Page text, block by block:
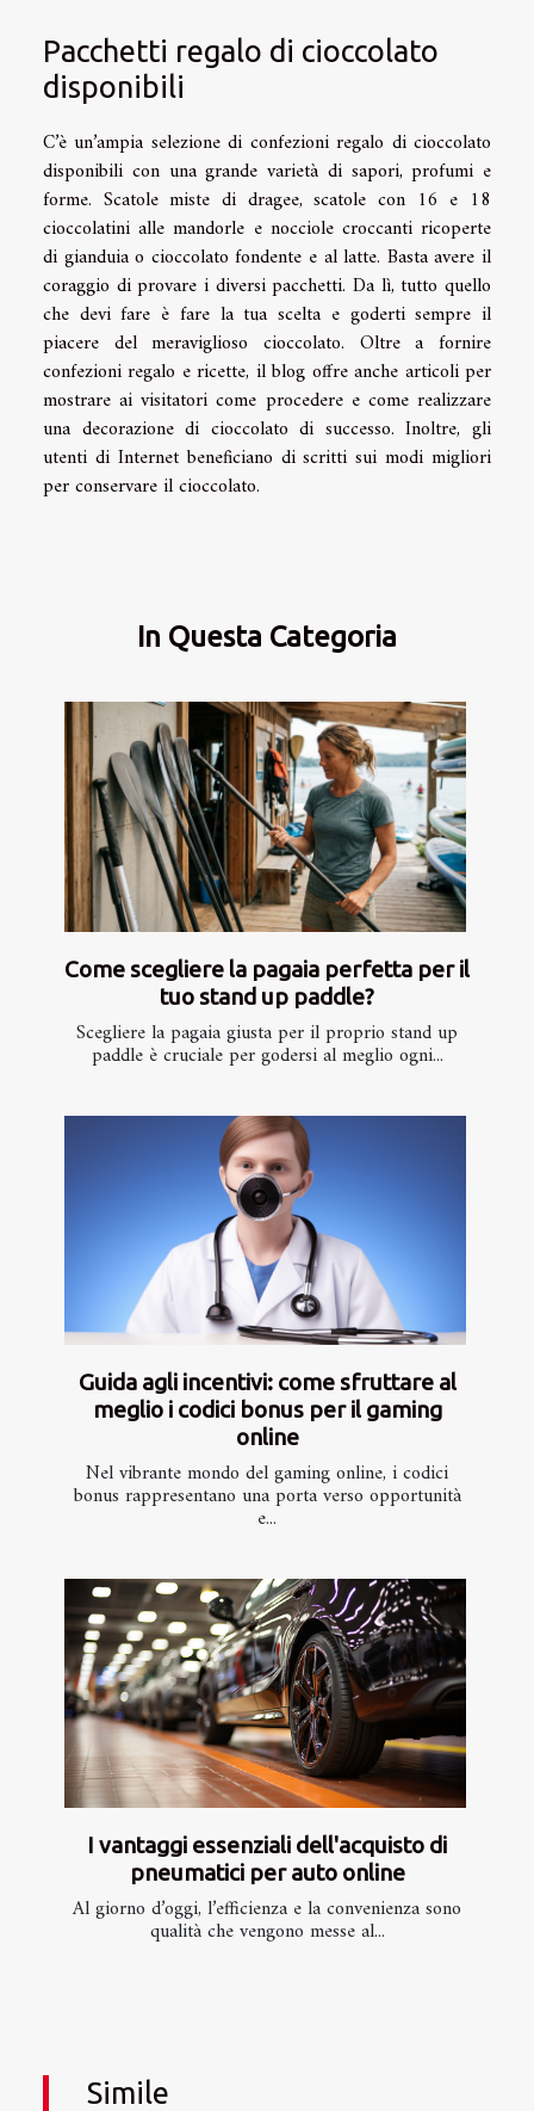
Pacchetti regalo di cioccolato
disponibili
C’è un’ampia selezione di confezioni regalo di cioccolato
disponibili con una grande varietà di sapori, profumi e
forme. Scatole miste di dragee, scatole con 16 e 18
cioccolatini alle mandorle e nocciole croccanti ricoperte
di gianduia o cioccolato fondente e al latte. Basta avere il
coraggio di provare i diversi pacchetti. Da lì, tutto quello
che devi fare è fare la tua scelta e goderti sempre il
piacere del meraviglioso cioccolato. Oltre a fornire
confezioni regalo e ricette, il blog offre anche articoli per
mostrare ai visitatori come procedere e come realizzare
una decorazione di cioccolato di successo. Inoltre, gli
utenti di Internet beneficiano di scritti sui modi migliori
per conservare il cioccolato.
In Questa Categoria
Come scegliere la pagaia perfetta per il
tuo stand up paddle?
Scegliere la pagaia giusta per il proprio stand up
paddle è cruciale per godersi al meglio ogni...
Guida agli incentivi: come sfruttare al
meglio i codici bonus per il gaming
online
Nel vibrante mondo del gaming online, i codici
bonus rappresentano una porta verso opportunità
e...
I vantaggi essenziali dell'acquisto di
pneumatici per auto online
Al giorno d’oggi, l’efficienza e la convenienza sono
qualità che vengono messe al...
Simile